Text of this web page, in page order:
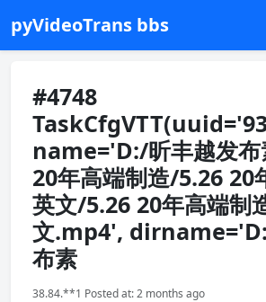
pyVideoTrans bbs
#4748
name='D:/昕丰越发
20年高端制造/5.26 20
英文/5.26 20年高端制
文.mp4',
布素
38.84.**1 Posted at: 2 months ago